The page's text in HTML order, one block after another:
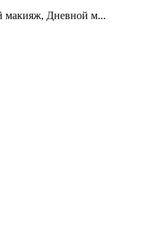
макияж, Дневной м...